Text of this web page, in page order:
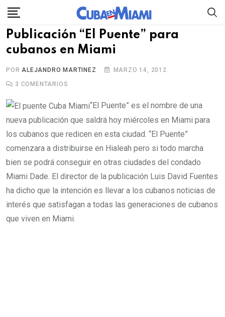
Skip
content
Publicación “El Puente” para
cubanos en Miami
PORALEJANDRO MARTINEZ
MARZO 14, 2012
3 COMENTARIOS
“El Puente” es el nombre de una
nueva publicación que saldrá hoy miércoles en Miami para
los cubanos que redicen en esta ciudad. “El Puente”
comenzara a distribuirse en Hialeah pero si todo marcha
bien se podrá conseguir en otras ciudades del condado
Miami Dade. El director de la publicación Luis David Fuentes
ha dicho que la intención es llevar a los cubanos noticias de
interés que satisfagan a todas las generaciones de cubanos
que viven en Miami.